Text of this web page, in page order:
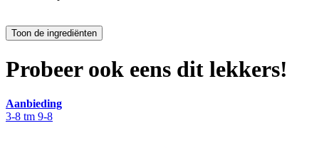
Probeer ook eens dit lekkers!
Aanbieding
3-8 tm 9-8